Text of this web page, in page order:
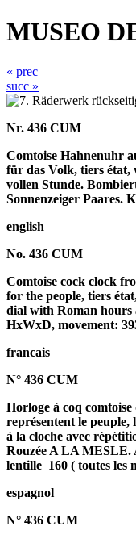
MUSEO
« prec
succ »
Nr. 436 CUM
Comtoise Hahnenuhr
für das Volk, tiers état,
vollen Stunde.
Sonnenzeiger Paares.
english
No. 436 CUM
Comtoise cock clock
for the people, tiers
dial with Roman hours
HxWxD, movement:
francais
N° 436 CUM
Horloge à coq
représentent le peuple,
à la cloche avec
Rouzée A LA MESLE.
lentille 160 ( toutes les
espagnol
N° 436 CUM